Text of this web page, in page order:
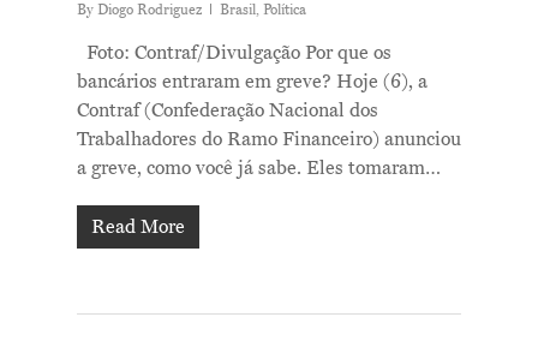
By Diogo Rodriguez Brasil, Política
Foto: Contraf/Divulgação Por que os
bancários entraram em greve? Hoje (6), a
Contraf (Confederação Nacional dos
Trabalhadores do Ramo Financeiro) anunciou
a greve, como você já sabe. Eles tomaram…
Read More